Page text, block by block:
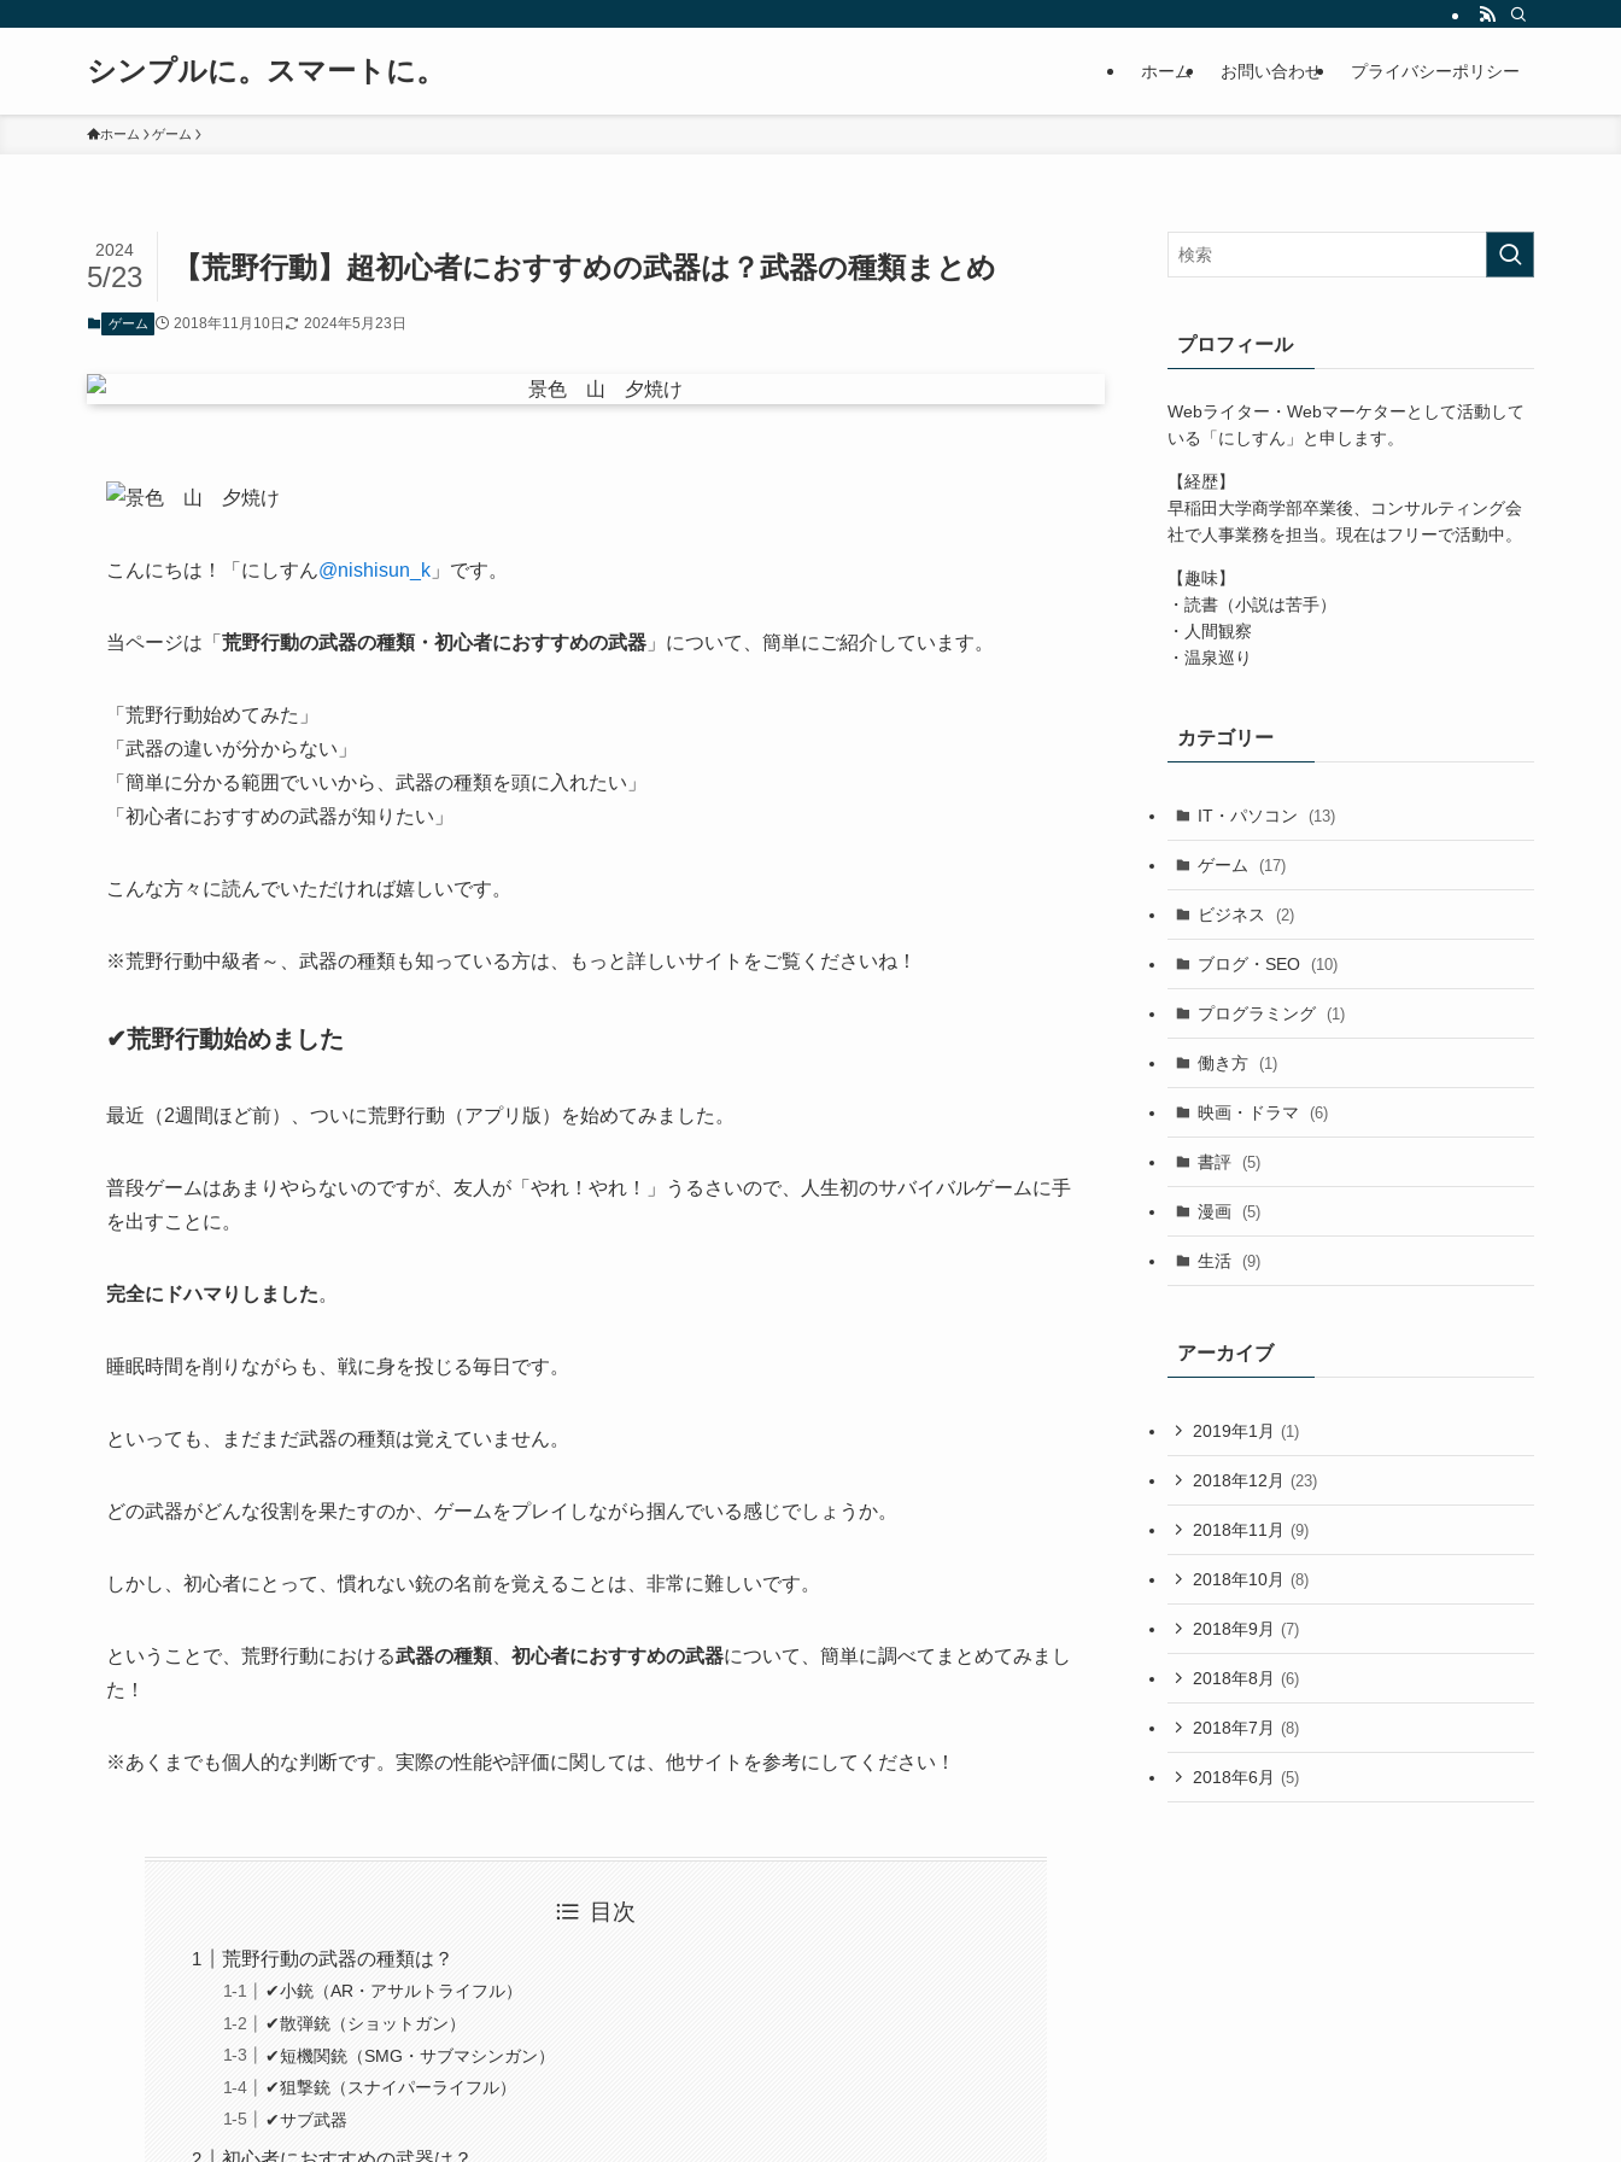
シンプルに。スマートに。 ホーム お問い合わせ プライバシーポリシー
ホーム ゲーム
【荒野行動】超初心者におすすめの武器は？武器の種類まとめ
2024
5/23
ゲーム 2018年11月10日 2024年5月23日
こんにちは！「にしすん@nishisun_k 」です。
当ページは「 荒野行動の武器の種類・初心者におすすめの武器 」について、簡単にご紹介しています。
「荒野行動始めてみた」
「武器の違いが分からない」
「簡単に分かる範囲でいいから、武器の種類を頭に入れたい」
「初心者におすすめの武器が知りたい」
こんな方々に読んでいただければ嬉しいです。
※荒野行動中級者～、武器の種類も知っている方は、もっと詳しいサイトをご覧くださいね！
✔荒野行動始めました
最近（2週間ほど前）、ついに荒野行動（アプリ版）を始めてみました。
普段ゲームはあまりやらないのですが、友人が「やれ！やれ！」うるさいので、人生初のサバイバルゲームに手
を出すことに。
完全にドハマりしました。
睡眠時間を削りながらも、戦に身を投じる毎日です。
といっても、まだまだ武器の種類は覚えていません。
どの武器がどんな役割を果たすのか、ゲームをプレイしながら掴んでいる感じでしょうか。
しかし、初心者にとって、慣れない銃の名前を覚えることは、非常に難しいです。
ということで、荒野行動における武器の種類、 初心者におすすめの武器について、簡単に調べてまとめてみまし
た！
※あくまでも個人的な判断です。実際の性能や評価に関しては、他サイトを参考にしてください！
目次
荒野行動の武器の種類は？
✔小銃（AR・アサルトライフル）
✔散弾銃（ショットガン）
✔短機関銃（SMG・サブマシンガン）
✔狙撃銃（スナイパーライフル）
✔サブ武器
プロフィール
Webライター・Webマーケターとして活動して
いる「にしすん」と申します。
【経歴】
早稲田大学商学部卒業後、コンサルティング会
社で人事業務を担当。現在はフリーで活動中。
【趣味】
・読書（小説は苦手）
・人間観察
・温泉巡り
カテゴリー
IT・パソコン (13)
ゲーム (17)
ビジネス (2)
ブログ・SEO (10)
プログラミング (1)
働き方 (1)
映画・ドラマ (6)
書評 (5)
漫画 (5)
生活 (9)
アーカイブ
2019年1月 (1)
2018年12月 (23)
2018年11月 (9)
2018年10月 (8)
2018年9月 (7)
2018年8月 (6)
2018年7月 (8)
2018年6月 (5)